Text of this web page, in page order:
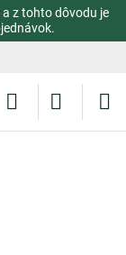
z tohto dôvodu je